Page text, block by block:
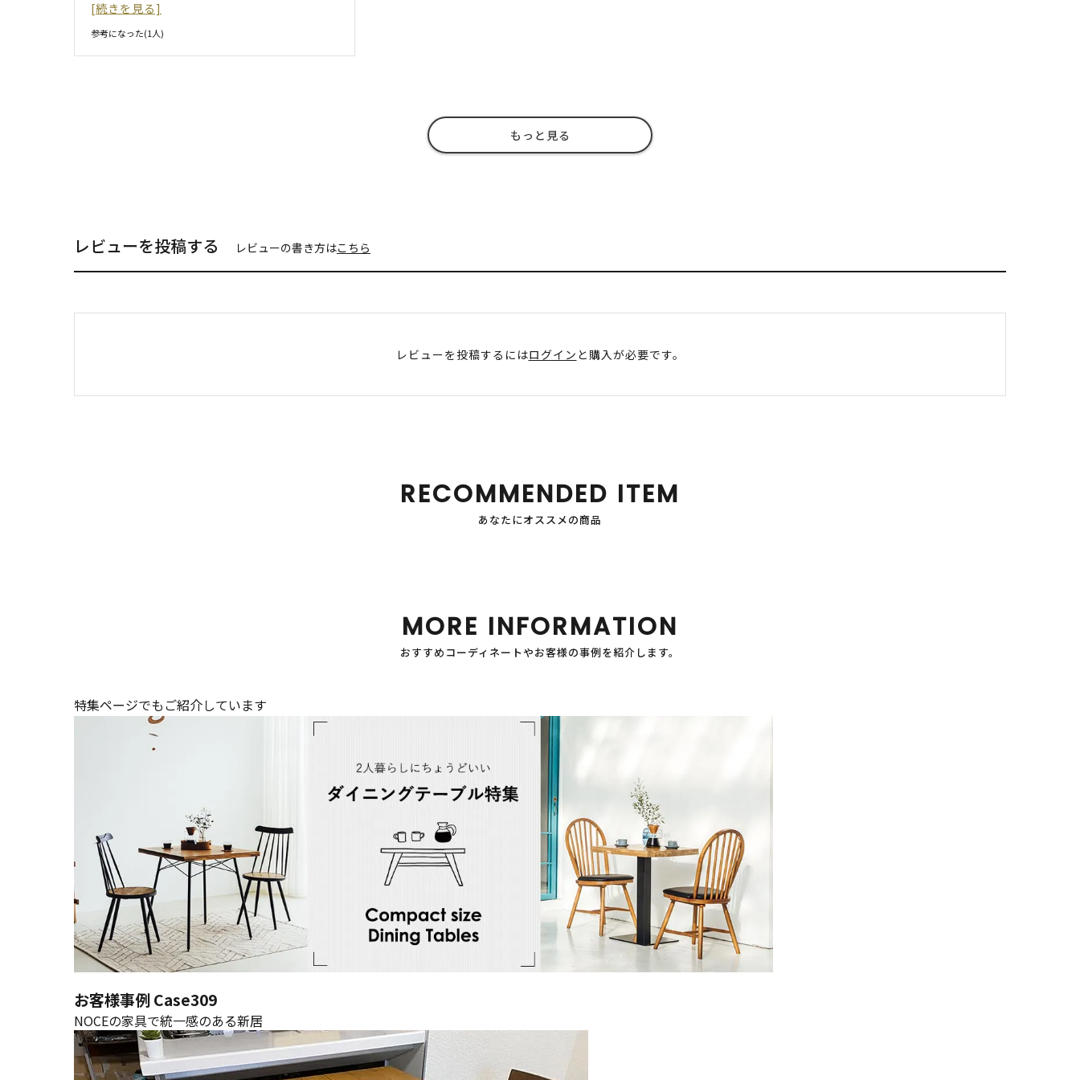
[続きを見る]
参考になった(1 人)
もっと見る
レビューを投稿する レビューの書き方はこちら
レビューを投稿するにはログイン と購入が必要です。
RECOMMENDED ITEM
あなたにオススメの商品
MORE INFORMATION
おすすめコーディネートやお客様の事例を紹介します。
特集ページでもご紹介しています
お客様事例 Case309
NOCEの家具で統一感のある新居